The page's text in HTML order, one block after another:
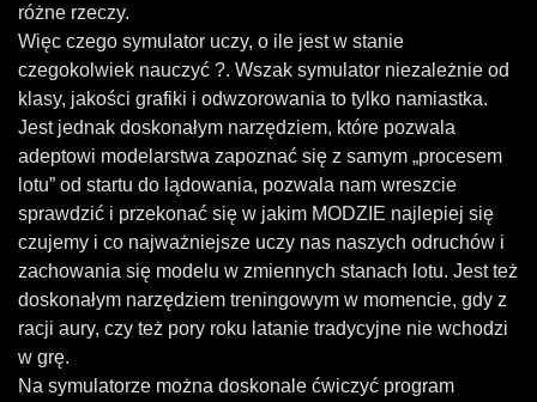
różne rzeczy.
Więc czego symulator uczy, o ile jest w stanie
czegokolwiek nauczyć ?. Wszak symulator niezależnie od
klasy, jakości grafiki i odwzorowania to tylko namiastka.
Jest jednak doskonałym narzędziem, które pozwala
adeptowi modelarstwa zapoznać się z samym „procesem
lotu” od startu do lądowania, pozwala nam wreszcie
sprawdzić i przekonać się w jakim MODZIE najlepiej się
czujemy i co najważniejsze uczy nas naszych odruchów i
zachowania się modelu w zmiennych stanach lotu. Jest też
doskonałym narzędziem treningowym w momencie, gdy z
racji aury, czy też pory roku latanie tradycyjne nie wchodzi
w grę.
Na symulatorze można doskonale ćwiczyć program